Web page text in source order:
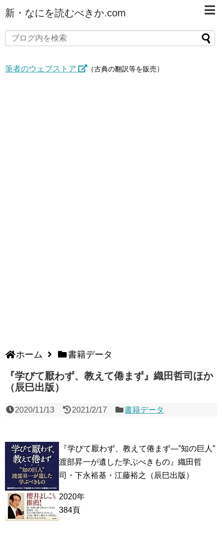
新・なにを読むべきか.com
筆者のウェブストア （古典の翻訳等を販売）
ホーム 書籍データ
『学びて厭わず、教えて倦まず』織田哲司ほか
（辰巳出版）
2020/11/13 2021/2/17 書籍データ
『学びて厭わず、教えて倦まず―”知の巨人”
渡部昇一が遺した学ぶべきもの』織田哲
司・下永裕基・江藤裕之（辰巳出版）
2020年
384頁